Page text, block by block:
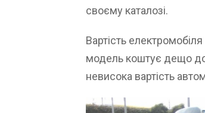
своєму каталозі.
Вартість
модель коштує дещо
невисока вартість